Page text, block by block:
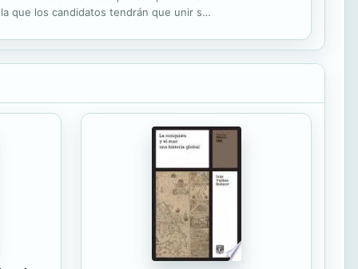
que los candidatos tendrán que unir sus